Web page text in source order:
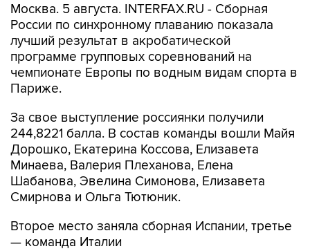
Москва. 5 августа. INTERFAX.RU - Сборная
России по синхронному плаванию показала
лучший результат в акробатической
программе групповых соревнований на
чемпионате Европы по водным видам спорта в
Париже.
За свое выступление россиянки получили
244,8221 балла. В состав команды вошли Майя
Дорошко, Екатерина Коссова, Елизавета
Минаева, Валерия Плеханова, Елена
Шабанова, Эвелина Симонова, Елизавета
Смирнова и Ольга Тютюник.
Второе место заняла сборная Испании, третье
— команда Италии